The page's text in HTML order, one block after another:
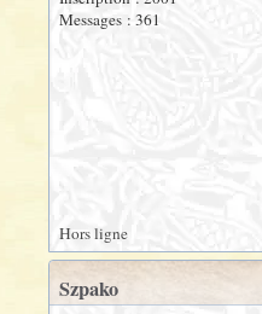
Messages : 361
Hors ligne
Szpako